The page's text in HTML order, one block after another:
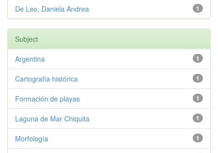
1
De Leo, Daniela Andrea
Subject
1
Argentina
1
Cartografía histórica
1
Formación de playas
1
Laguna de Mar Chiquita
1
Morfología